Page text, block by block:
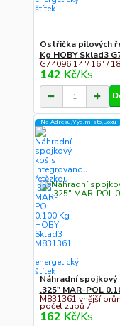
Ostřička pilových
Kg HOBY Sklad3
G74096 14"/ 16" /
142 Kč/Ks
Na Adresu,Výd.místo,Boxu
Náhradní
.325" MAR-POL
M831361 vnější
počet zubů 7
162 Kč/Ks